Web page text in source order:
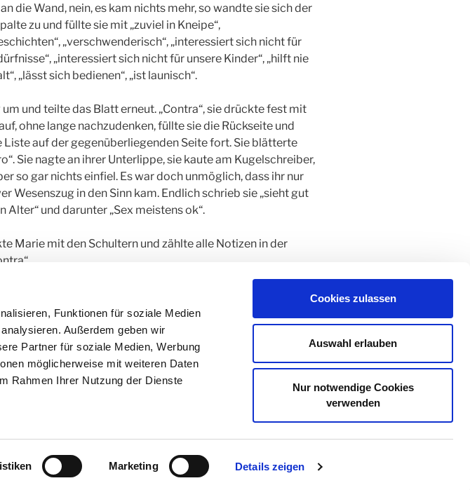
Funktionen für soziale Medien
Außerdem geben wir
Partner für soziale Medien, Werbung
möglicherweise mit weiteren Daten
Rahmen Ihrer Nutzung der Dienste
Marketing Details zeigen
Cookies zulassen
Auswahl erlauben
Nur notwendige Cookies
verwenden
die Wand, nein, es kam nichts mehr, so wandte sie sich der
zu und füllte sie mit „zuviel in Kneipe“,
„verschwenderisch“, „interessiert sich nicht für
„interessiert sich nicht für unsere Kinder“, „hilft nie
„lässt sich bedienen“, „ist launisch“.
um und teilte das Blatt erneut. „Contra“, sie drückte fest mit
ohne lange nachzudenken, füllte sie die Rückseite und
Liste auf der gegenüberliegenden Seite fort. Sie blätterte
Sie nagte an ihrer Unterlippe, sie kaute am Kugelschreiber,
so gar nichts einfiel. Es war doch unmöglich, dass ihr nur
Wesenszug in den Sinn kam. Endlich schrieb sie „sieht gut
Alter“ und darunter „Sex meistens ok“.
Marie mit den Schultern und zählte alle Notizen in der
dreiundzwanzig. Dreiundzwanzig Punkte, die gegen Heinz
ein tausend Mal schrecklicher, als sie erwartet
das Heft zu, legte den Kugelschreiber in gerader Linie
ins Schlafzimmer, um Heinz’ Koffer zu packen.